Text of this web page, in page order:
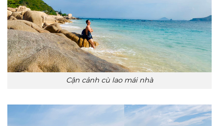
Cận cảnh cù lao mái nhà